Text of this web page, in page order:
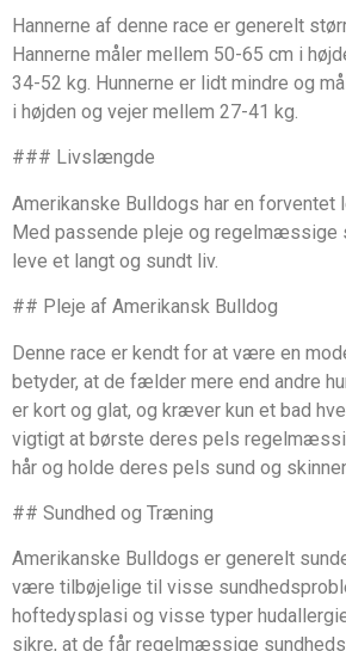
Hannerne af denne race er generelt
Hannerne måler mellem 50-65 cm i
34-52 kg. Hunnerne er lidt mindre og
i højden og vejer mellem 27-41 kg.
### Livslængde
Amerikanske Bulldogs har en forventet
Med passende pleje og regelmæssige
leve et langt og sundt liv.
## Pleje af Amerikansk Bulldog
Denne race er kendt for at være en
betyder, at de fælder mere end andre
er kort og glat, og kræver kun et bad
vigtigt at børste deres pels
hår og holde deres pels sund og
## Sundhed og Træning
Amerikanske Bulldogs er generelt
være tilbøjelige til visse
hoftedysplasi og visse typer
sikre, at de får regelmæssige